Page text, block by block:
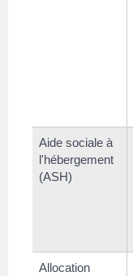
Aide sociale à
l'hébergement
(ASH)
Allocation